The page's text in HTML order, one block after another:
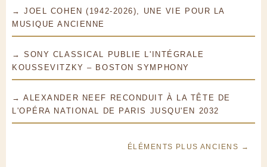
→ JOEL COHEN (1942-2026), UNE VIE POUR LA
MUSIQUE ANCIENNE
→ SONY CLASSICAL PUBLIE L'INTÉGRALE
KOUSSEVITZKY – BOSTON SYMPHONY
→ ALEXANDER NEEF RECONDUIT À LA TÊTE DE
L'OPÉRA NATIONAL DE PARIS JUSQU'EN 2032
ÉLÉMENTS PLUS ANCIENS →